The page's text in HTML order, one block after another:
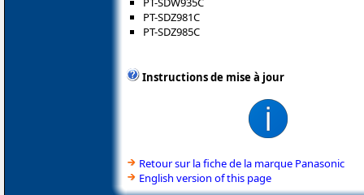
PT-SDZ981C
PT-SDZ985C
Instructions de mise à jour
Retour sur la fiche de la marque Panasonic
English version of this page